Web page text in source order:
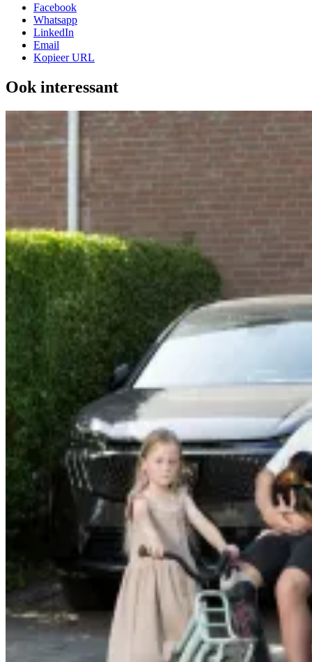
Facebook
Whatsapp
LinkedIn
Email
Kopieer URL
Ook interessant